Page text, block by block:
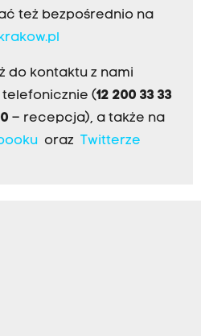
też bezpośrednio na
do kontaktu z nami
telefonicznie (12 200 33 33
– recepcja), a także na
oraz Twitterze